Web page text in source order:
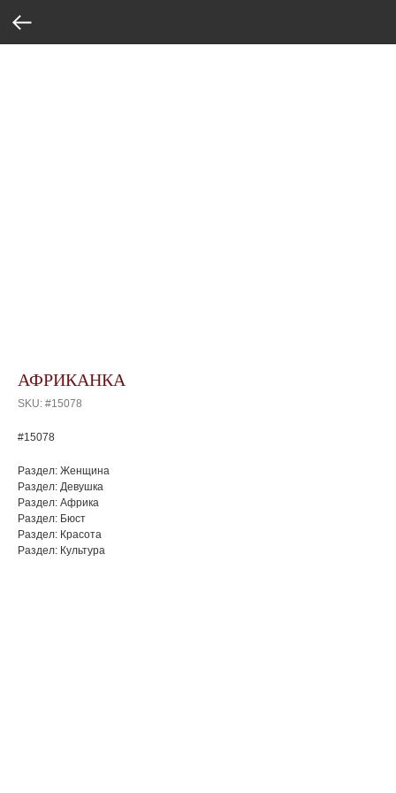
АФРИКАНКА
SKU: #15078
#15078
Раздел: Женщина
Раздел: Девушка
Раздел: Африка
Раздел: Бюст
Раздел: Красота
Раздел: Культура